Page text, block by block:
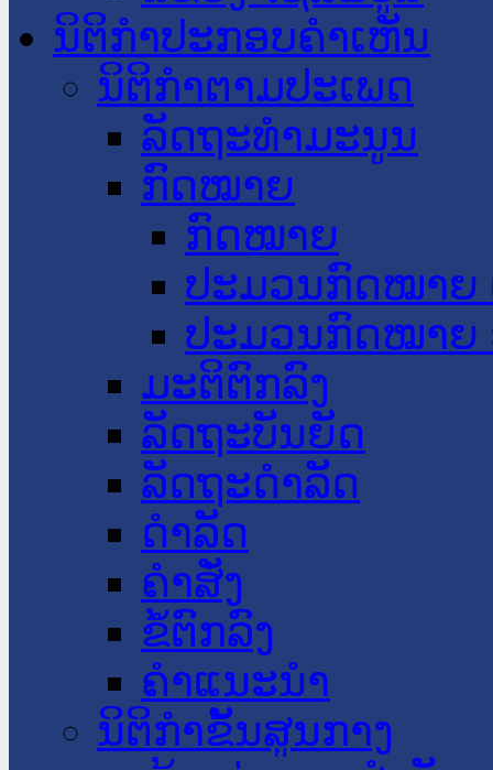
ນິຕິກໍາປະກອບຄໍາເຫັນ
ນິຕິກໍາຕາມປະເພດ
ລັດຖະທໍາມະນູນ
ກົດໝາຍ
ກົດໝາຍ
ປະມວນກົດໝາຍ
ປະມວນກົດໝາຍ
ມະຕິຕົກລົງ
ລັດຖະບັນຍັດ
ລັດຖະດໍາລັດ
ດໍາລັດ
ຄໍາສັ່ງ
ຂໍ້ຕົກລົງ
ຄໍາແນະນໍາ
ນິຕິກຳຂັ້ນສູນກາງ